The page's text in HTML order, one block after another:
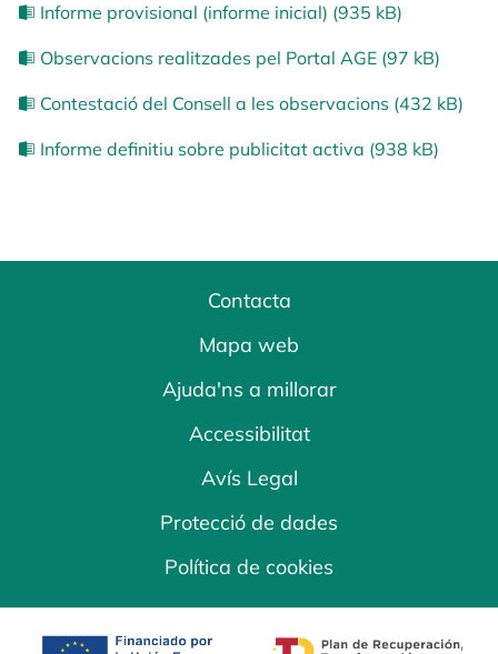
Informe provisional (informe inicial) (935 kB)
Observacions realitzades pel Portal AGE (97 kB)
Contestació del Consell a les observacions (432 kB)
Informe definitiu sobre publicitat activa (938 kB)
Contacta
Mapa web
Ajuda'ns a millorar
Accessibilitat
Avís Legal
Protecció de dades
Política de cookies
opens in a new tab opens in a new